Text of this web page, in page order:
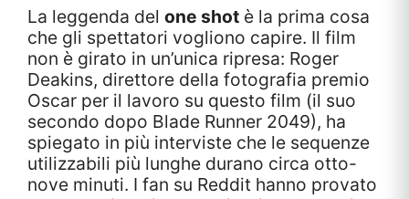
La leggenda del one shot è la prima cosa
che gli spettatori vogliono capire. Il film
non è girato in un’unica ripresa: Roger
Deakins, direttore della fotografia premio
Oscar per il lavoro su questo film (il suo
secondo dopo Blade Runner 2049), ha
spiegato in più interviste che le sequenze
utilizzabili più lunghe durano circa otto-
nove minuti. I fan su Reddit hanno provato